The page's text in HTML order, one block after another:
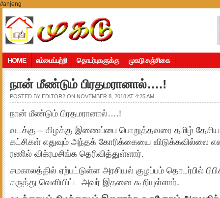
//anjeng
HOME எம்மைப்பற்றி தொடர்புகளுக்கு முகடு சஞ்சிகை
நான் மீண்டும் பிரதமரானால்….!
POSTED BY EDITOR2 ON NOVEMBER 8, 2018 AT 4:25 AM
நான் மீண்டும் பிரதமரானால்….!
வடக்கு – கிழக்கு இணைப்பை பொறுத்தவரை தமிழ்
கட்சிகள் எதுவும் அந்தக் கோரிக்கையை விடுக்கவில்லை
ரணில் விக்ரமசிங்க தெரிவித்துள்ளார்.
சமகாலத்தில் ஏற்பட்டுள்ள அரசியல் குழப்பம் தொடர்பில்
கருத்து வெளியிட்ட அவர் இதனை கூறியுள்ளார்.